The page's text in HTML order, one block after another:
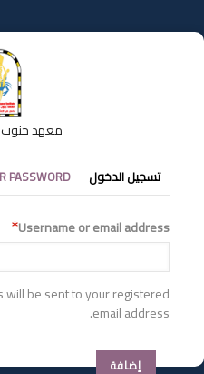
إلى
المحتوى
معهد جنوب
التبويبات
الأساسية
تسجيل الدخول PASSWORD
Username or email address
be sent to your registered
email address.